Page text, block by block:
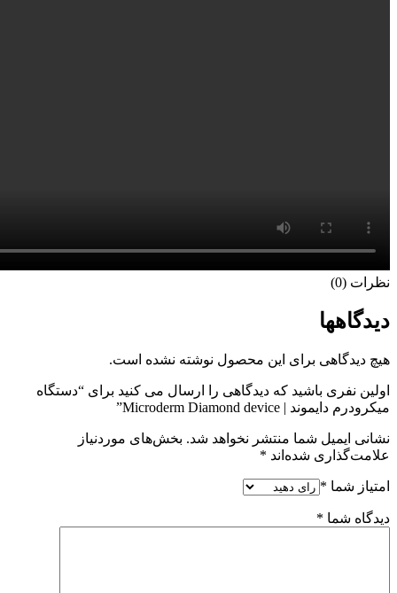
نظرات (0)
دیدگاهها
هیچ دیدگاهی برای این محصول نوشته نشده است.
اولین نفری باشید که دیدگاهی را ارسال می کنید برای “دستگاه
میکرودرم دایموند | Microderm Diamond device”
نشانی ایمیل شما منتشر نخواهد شد. بخش‌های موردنیاز
علامت‌گذاری شده‌اند *
امتیاز شما *
دیدگاه شما *